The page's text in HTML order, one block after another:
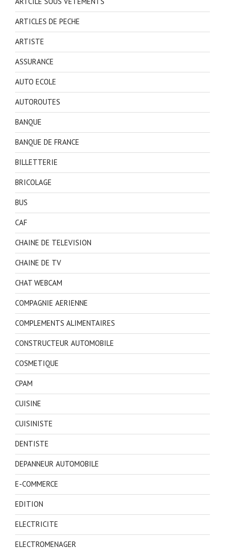
ARTICLES DE PECHE
ARTISTE
ASSURANCE
AUTO ECOLE
AUTOROUTES
BANQUE
BANQUE DE FRANCE
BILLETTERIE
BRICOLAGE
BUS
CAF
CHAINE DE TELEVISION
CHAINE DE TV
CHAT WEBCAM
COMPAGNIE AERIENNE
COMPLEMENTS ALIMENTAIRES
CONSTRUCTEUR AUTOMOBILE
COSMETIQUE
CPAM
CUISINE
CUISINISTE
DENTISTE
DEPANNEUR AUTOMOBILE
E-COMMERCE
EDITION
ELECTRICITE
ELECTROMENAGER